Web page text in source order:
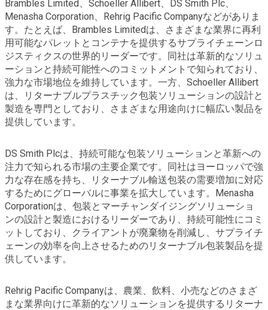
Brambles Limited、Schoeller Allibert、DS Smith Plc、
Menasha Corporation、Rehrig Pacific Companyなどがありま
す。たとえば、Brambles Limitedは、さまざまな業界に再利
用可能なパレットとコンテナを提供するサプライチェーンロ
ジスティクスの世界的リーダーです。同社は革新的なソリュ
ーションと持続可能性へのコミットメントで知られており、
強力な市場地位を維持しています。一方、Schoeller Allibert
は、リターナブルプラスチック包装ソリューションの設計と
製造を専門としており、さまざまな用途向けに幅広い製品を
提供しています。
DS Smith Plcは、持続可能な包装ソリューションと革新への
注力で知られる市場の主要企業です。同社はヨーロッパで強
力な存在感を持ち、リターナブル輸送包装の需要増加に対応
するためにグローバルに事業を拡大しています。Menasha
Corporationは、包装とマーチャンダイジングソリューショ
ンの設計と製造におけるリーダーであり、持続可能性にコミ
ットしており、クライアントが廃棄物を削減し、サプライチ
ェーンの効率を向上させるためのリターナブル包装製品を提
供しています。
Rehrig Pacific Companyは、農業、飲料、小売などのさまざ
まな業界向けに革新的なソリューションを提供するリターナ